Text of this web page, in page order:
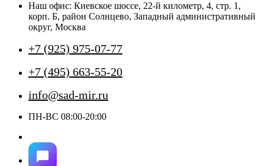
на
странице
Наш офис: Киевское шоссе, 22-й километр, 4, стр. 1,
корп. Б, район Солнцево, Западный административный
округ, Москва
+7 (925) 975-07-77
+7 (495) 663-55-20
info@sad-mir.ru
ПН-ВС 08:00-20:00